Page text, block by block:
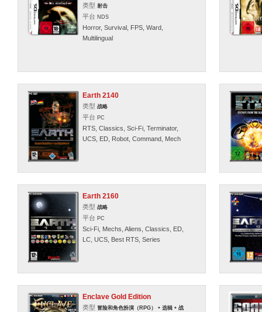
类型 射击
平台 NDS
Horror, Survival, FPS, Ward,
Multilingual
Earth 2140
类型 战略
平台 PC
RTS, Classics, Sci-Fi, Terminator,
UCS, ED, Robot, Command, Mech
Earth 2160
类型 战略
平台 PC
Sci-Fi, Mechs, Aliens, Classics, ED,
LC, UCS, Best RTS, Series
Enclave Gold Edition
类型 冒险和角色扮演（RPG） • 选辑 • 战